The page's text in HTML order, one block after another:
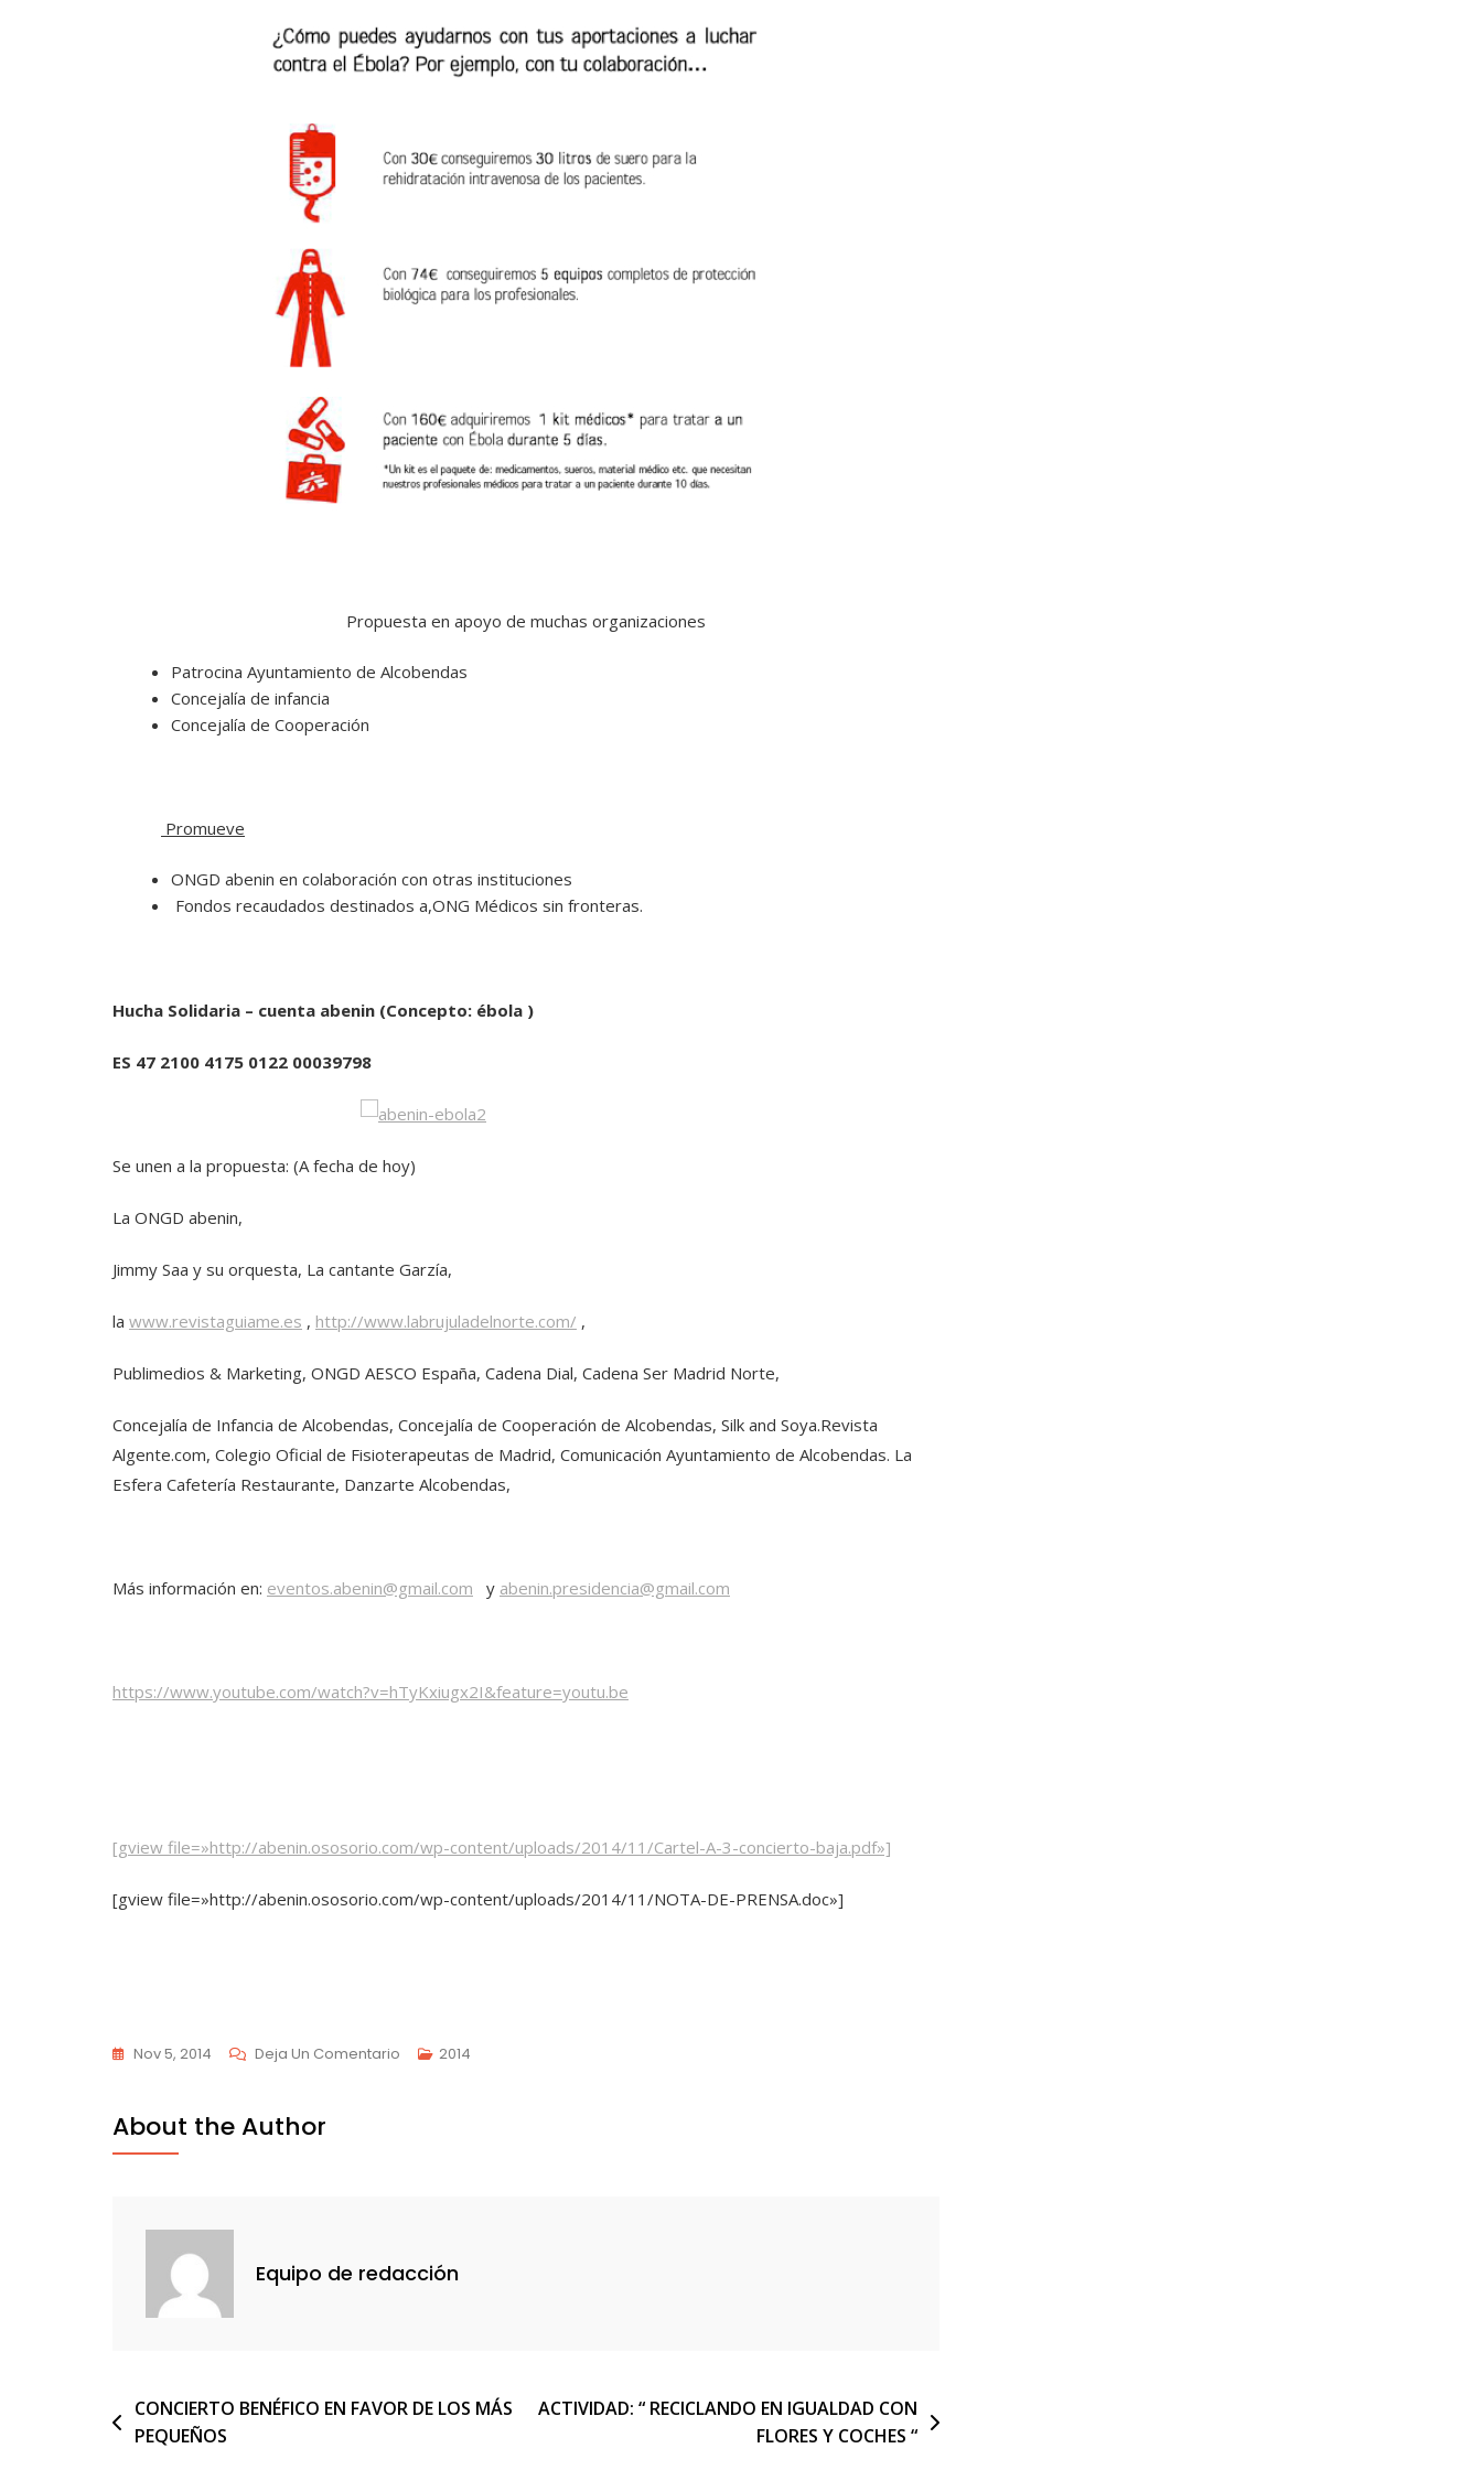
Propuesta en apoyo de muchas organizaciones
Patrocina Ayuntamiento de Alcobendas
Concejalía de infancia
Concejalía de Cooperación
Promueve
ONGD abenin en colaboración con otras instituciones
Fondos recaudados destinados a,ONG Médicos sin fronteras.
Hucha Solidaria – cuenta abenin (Concepto: ébola )
ES 47 2100 4175 0122 00039798
Se unen a la propuesta: (A fecha de hoy)
La ONGD abenin,
Jimmy Saa y su orquesta, La cantante Garzía,
la www.revistaguiame.es , http://www.labrujuladelnorte.com/ ,
Publimedios & Marketing, ONGD AESCO España, Cadena Dial, Cadena Ser Madrid Norte,
Concejalía de Infancia de Alcobendas, Concejalía de Cooperación de Alcobendas, Silk and Soya.Revista
Algente.com, Colegio Oficial de Fisioterapeutas de Madrid, Comunicación Ayuntamiento de Alcobendas. La
Esfera Cafetería Restaurante, Danzarte Alcobendas,
Más información en: eventos.abenin@gmail.com y abenin.presidencia@gmail.com
https://www.youtube.com/watch?v=hTyKxiugx2I&feature=youtu.be
[gview file=»http://abenin.ososorio.com/wp-content/uploads/2014/11/Cartel-A-3-concierto-baja.pdf»]
[gview file=»http://abenin.ososorio.com/wp-content/uploads/2014/11/NOTA-DE-PRENSA.doc»]
Nov 5, 2014 Deja Un Comentario 2014
About the Author
Equipo de redacción
Navegación
de
CONCIERTO BENÉFICO EN FAVOR DE LOS MÁS
PEQUEÑOS
ACTIVIDAD: “ RECICLANDO EN IGUALDAD CON
FLORES Y COCHES “